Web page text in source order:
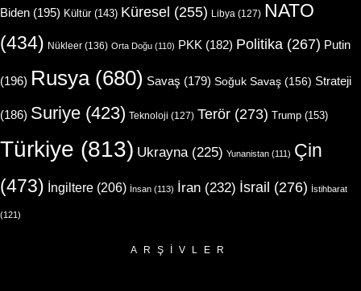
Biden (195) Kültür(143) Küresel (255) Libya (127) NATO
(434) Nükleer (136) Orta Doğu (110) PKK (182) Politika (267) Putin
(196) Rusya(680) Savaş (179) Soğuk Savaş (156) Strateji
(186) Suriye (423) Teknoloji (127) Terör (273) Trump (153)
Türkiye (813) Ukrayna(225) Yunanistan (111) Çin
(473) İngiltere (206) İnsan (113) İran (232) İsrail (276) İstihbarat
(121)
ARŞIVLER